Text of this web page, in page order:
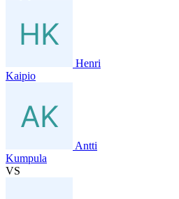
Henri
Kaipio
Antti
Kumpula
VS